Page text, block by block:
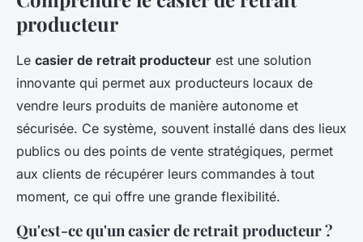
producteur
Le casier de retrait producteur est une solution
innovante qui permet aux producteurs locaux de
vendre leurs produits de manière autonome et
sécurisée. Ce système, souvent installé dans des lieux
publics ou des points de vente stratégiques, permet
aux clients de récupérer leurs commandes à tout
moment, ce qui offre une grande flexibilité.
Qu'est-ce qu'un casier de retrait producteur ?